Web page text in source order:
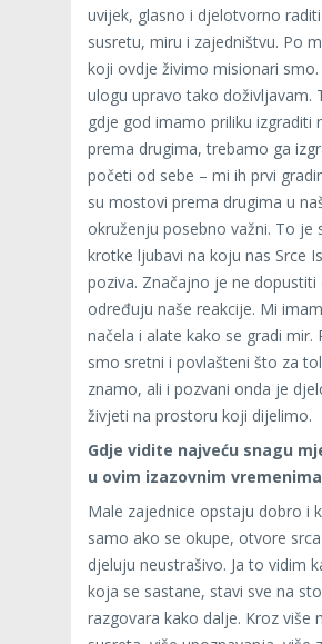
uvijek, glasno i djelotvorno
susretu, miru i zajedništvu. Po
koji ovdje živimo misionari smo.
ulogu upravo tako doživljavam.
gdje god imamo priliku izgraditi
prema drugima, trebamo ga
početi od sebe – mi ih prvi
su mostovi prema drugima u
okruženju posebno važni. To je
krotke ljubavi na koju nas Srce
poziva. Značajno je ne dopustiti
određuju naše reakcije. Mi
načela i alate kako se gradi mir.
smo sretni i povlašteni što za
znamo, ali i pozvani onda je
živjeti na prostoru koji dijelimo.
Gdje vidite najveću snagu
u ovim izazovnim
Male zajednice opstaju dobro i
samo ako se okupe, otvore
djeluju neustrašivo. Ja to vidim
koja se sastane, stavi sve na
razgovara kako dalje. Kroz više